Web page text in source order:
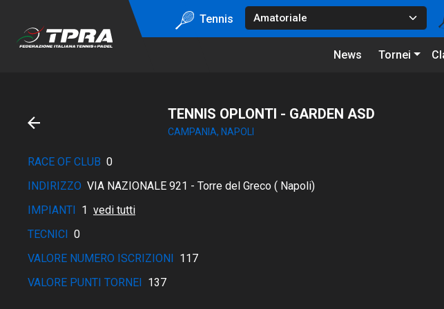
Tennis
News Tornei
TENNIS OPLONTI - GARDEN ASD
CAMPANIA, NAPOLI
RACE OF CLUB 0
INDIRIZZO VIA NAZIONALE 921 - Torre del Greco ( Napoli)
IMPIANTI 1 vedi tutti
TECNICI 0
VALORE NUMERO ISCRIZIONI 117
VALORE PUNTI TORNEI 137